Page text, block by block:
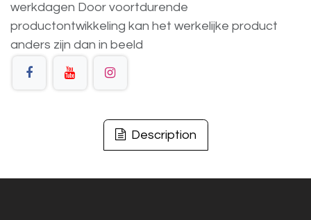
werkdagen Door voortdurende
productontwikkeling kan het werkelijke product
anders zijn dan in beeld
Description